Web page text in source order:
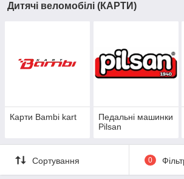
Дитячі веломобілі (КАРТИ)
Карти Bambi kart
Педальні машинки
Pilsan
Сортування 0